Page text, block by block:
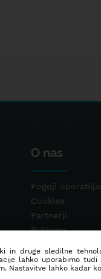
O nas
Pogoji
Cookies
Partnerji
Reklama
in druge sledilne
lahko uporabimo
Nastavitve lahko kadar